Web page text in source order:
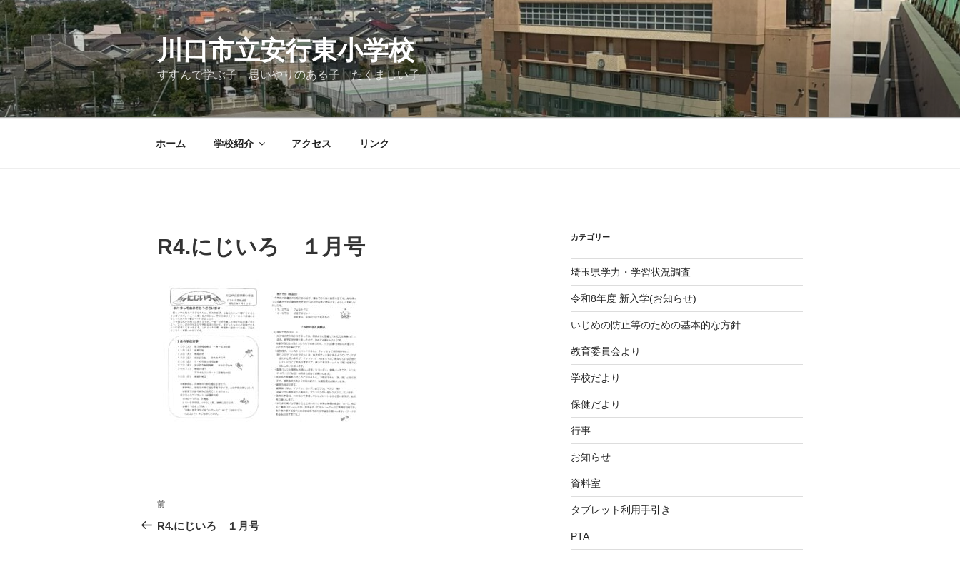
コ
ン
テ
ン
ツ
へ
ス
川口市立安行東小学校
すすんで学ぶ子 思いやりのある子 たくましい子
ホーム 学校紹介 アクセス リンク
R4.にじいろ １月号
投
稿
前
の
前
R4.にじいろ １月号
カテゴリー
埼玉県学力・学習状況調査
令和8年度 新入学(お知らせ)
いじめの防止等のための基本的な方針
教育委員会より
学校だより
保健だより
行事
お知らせ
資料室
タブレット利用手引き
PTA